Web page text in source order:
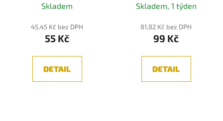
Skladem
45,45 Kč bez DPH
55 Kč
DETAIL
Skladem, 1 týden
81,82 Kč bez DPH
99 Kč
DETAIL